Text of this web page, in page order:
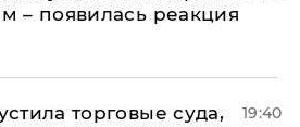
– появилась реакция
торговые суда,
19:40